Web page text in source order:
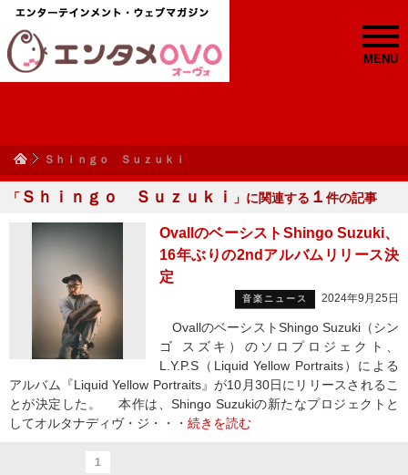
MENU
Ｓｈｉｎｇｏ Ｓｕｚｕｋｉ
「 Ｓｈｉｎｇｏ Ｓｕｚｕｋｉ 」に関連する １ 件の記事
OvallのベーシストShingo Suzuki、
16年ぶりの2ndアルバムリリース決
定
音楽ニュース 2024年9月25日
OvallのベーシストShingo Suzuki（シン
ゴ スズキ）のソロプロジェクト、
L.Y.P.S（Liquid Yellow Portraits）による
アルバム『Liquid Yellow Portraits』が10月30日にリリースされるこ
とが決定した。 本作は、Shingo Suzukiの新たなプロジェクトと
してオルタナディヴ・ジ・・・ 続きを読む
1